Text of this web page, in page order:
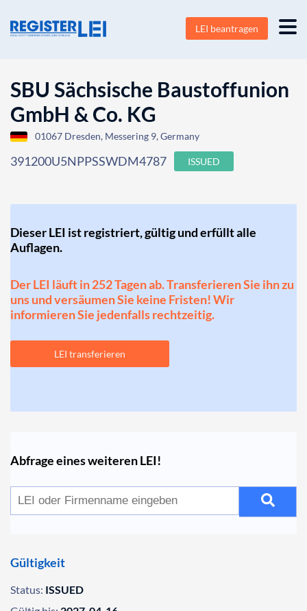
LEI beantragen
SBU Sächsische Baustoffunion
GmbH & Co. KG
01067 Dresden, Messering 9, Germany
391200U5NPPSSWDM4787 ISSUED
Dieser LEI ist registriert, gültig und erfüllt alle
Auflagen.
Der LEI läuft in 252 Tagen ab. Transferieren Sie ihn zu
uns und versäumen Sie keine Fristen! Wir
informieren Sie jedenfalls rechtzeitig.
LEI transferieren
Abfrage eines weiteren LEI!
Gültigkeit
Status: ISSUED